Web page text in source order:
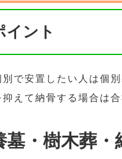
イント
で安置したい人は個
えて納骨する場合は合
・樹木葬・